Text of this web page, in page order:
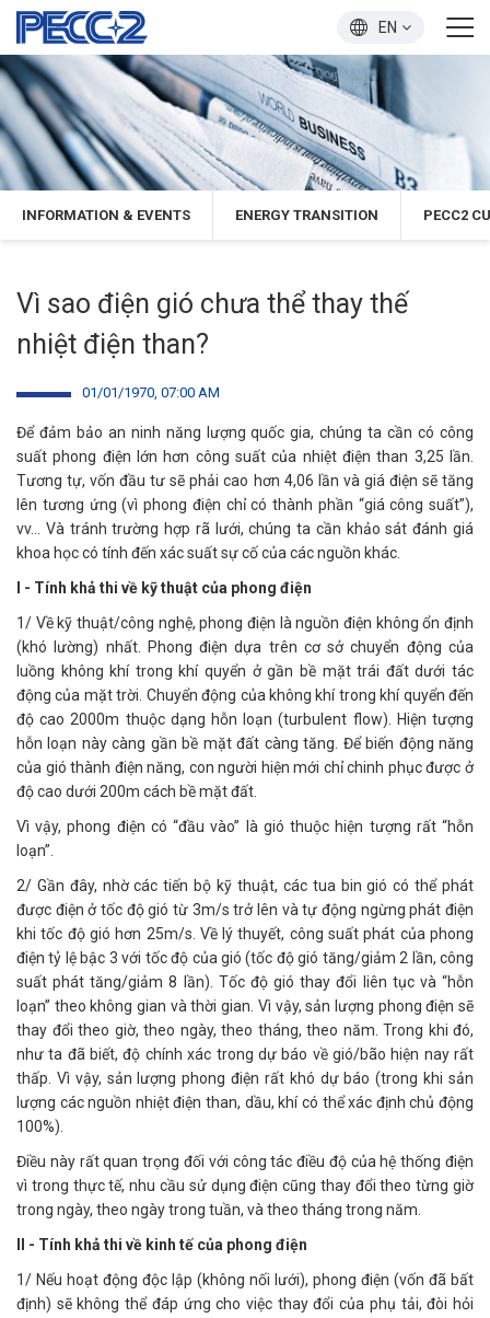
EN
INFORMATION & EVENTS ENERGY TRANSITION PECC2
Vì sao điện gió chưa thể thay thế
nhiệt điện than?
01/01/1970, 07:00 AM
Để đảm bảo an ninh năng lượng quốc gia, chúng ta cần có công
suất phong điện lớn hơn công suất của nhiệt điện than 3,25 lần.
Tương tự, vốn đầu tư sẽ phải cao hơn 4,06 lần và giá điện sẽ tăng
lên tương ứng (vì phong điện chỉ có thành phần “giá công suất”),
vv… Và tránh trường hợp rã lưới, chúng ta cần khảo sát đánh giá
khoa học có tính đến xác suất sự cố của các nguồn khác.
I - Tính khả thi về kỹ thuật của phong điện
1/ Về kỹ thuật/công nghệ, phong điện là nguồn điện không ổn định
(khó lường) nhất. Phong điện dựa trên cơ sở chuyển động của
luồng không khí trong khí quyển ở gần bề mặt trái đất dưới tác
động của mặt trời. Chuyển động của không khí trong khí quyển đến
độ cao 2000m thuộc dạng hỗn loạn (turbulent flow). Hiện tượng
hỗn loạn này càng gần bề mặt đất càng tăng. Để biến động năng
của gió thành điện năng, con người hiện mới chỉ chinh phục được ở
độ cao dưới 200m cách bề mặt đất.
Vì vậy, phong điện có “đầu vào” là gió thuộc hiện tượng rất “hỗn
loạn”.
2/ Gần đây, nhờ các tiến bộ kỹ thuật, các tua bin gió có thể phát
được điện ở tốc độ gió từ 3m/s trở lên và tự động ngừng phát điện
khi tốc độ gió hơn 25m/s. Về lý thuyết, công suất phát của phong
điện tỷ lệ bậc 3 với tốc độ của gió (tốc độ gió tăng/giảm 2 lần, công
suất phát tăng/giảm 8 lần). Tốc độ gió thay đổi liên tục và “hỗn
loạn” theo không gian và thời gian. Vì vậy, sản lượng phong điện sẽ
thay đổi theo giờ, theo ngày, theo tháng, theo năm. Trong khi đó,
như ta đã biết, độ chính xác trong dự báo về gió/bão hiện nay rất
thấp. Vì vậy, sản lượng phong điện rất khó dự báo (trong khi sản
lượng các nguồn nhiệt điện than, dầu, khí có thể xác định chủ động
100%).
Điều này rất quan trọng đối với công tác điều độ của hệ thống điện
vì trong thực tế, nhu cầu sử dụng điện cũng thay đổi theo từng giờ
trong ngày, theo ngày trong tuần, và theo tháng trong năm.
II - Tính khả thi về kinh tế của phong điện
1/ Nếu hoạt động độc lập (không nối lưới), phong điện (vốn đã bất
định) sẽ không thể đáp ứng cho việc thay đổi của phụ tải, đòi hỏi